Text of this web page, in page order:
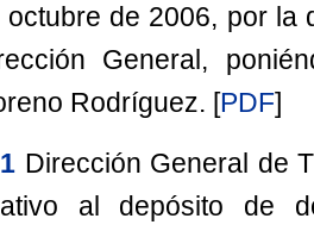
octubre de 2006, por la
General,
Rodríguez. [PDF]
Dirección General de
al depósito de